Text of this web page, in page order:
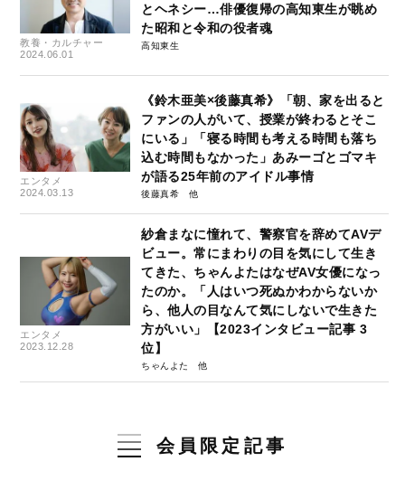
教養・カルチャー
2024.06.01
とヘネシー…俳優復帰の高知東生が眺め
た昭和と令和の役者魂
高知東生
エンタメ
2024.03.13
《鈴木亜美×後藤真希》「朝、家を出ると
ファンの人がいて、授業が終わるとそこ
にいる」「寝る時間も考える時間も落ち
込む時間もなかった」あみーゴとゴマキ
が語る25年前のアイドル事情
後藤真希
エンタメ
2023.12.28
紗倉まなに憧れて、警察官を辞めてAVデ
ビュー。常にまわりの目を気にして生き
てきた、ちゃんよたはなぜAV女優になっ
たのか。「人はいつ死ぬかわからないか
ら、他人の目なんて気にしないで生きた
方がいい」【2023インタビュー記事 3
位】
ちゃんよた
会員限定記事